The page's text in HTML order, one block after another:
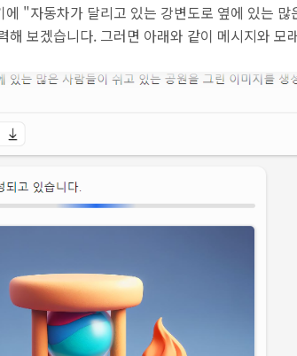
에 "자동차가 달리고 있는 강변도로 옆에 있는
해 보겠습니다. 그러면 아래와 같이 메시지와 모